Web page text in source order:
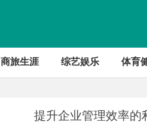
商旅生涯 综艺娱乐 体育
提升企业管理效率的